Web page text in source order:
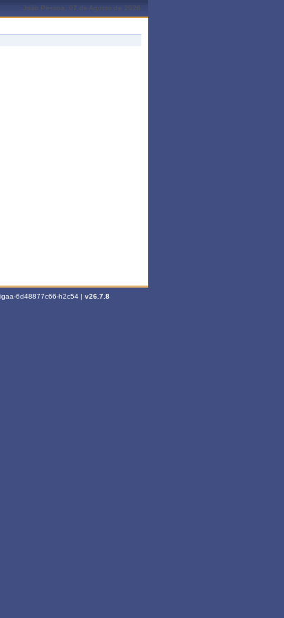
João Pessoa, 07 de Agosto de 2026
6d48877c66-h2c54 | v26.7.8